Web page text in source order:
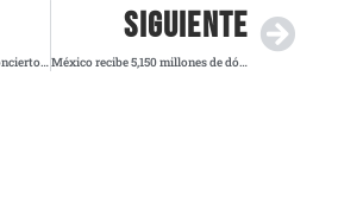
Star Wars Day: eventos, conciertos y cine galáctico para festejar el 4 de mayo
SIGUIENTE
México recibe 5,150 millones de dólares en remesas; alertan sobre posible desaceleración